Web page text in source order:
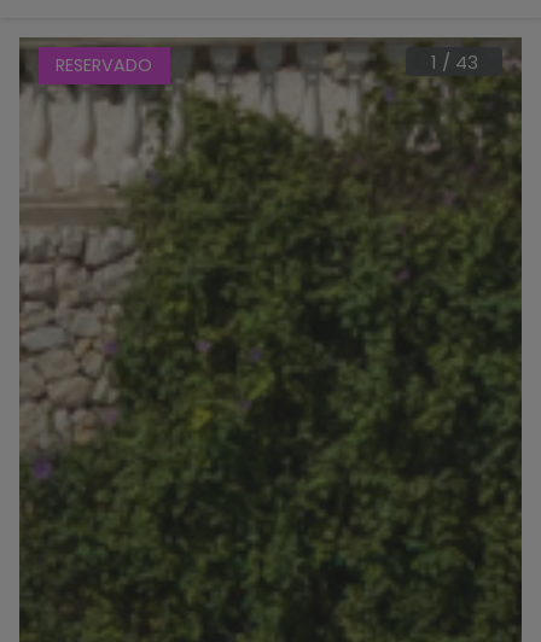
Vender
Testimonios
Conócenos
Blog
Contacto
RESERVADO 1 / 43